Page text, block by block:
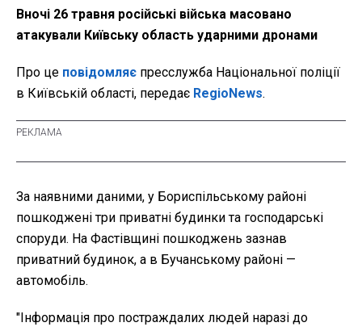
Вночі 26 травня російські війська масовано
атакували Київську область ударними дронами
Про це повідомляє пресслужба Національної поліції
в Київській області, передає RegioNews.
За наявними даними, у Бориспільському районі
пошкоджені три приватні будинки та господарські
споруди. На Фастівщині пошкоджень зазнав
приватний будинок, а в Бучанському районі —
автомобіль.
"Інформація про постраждалих людей наразі до